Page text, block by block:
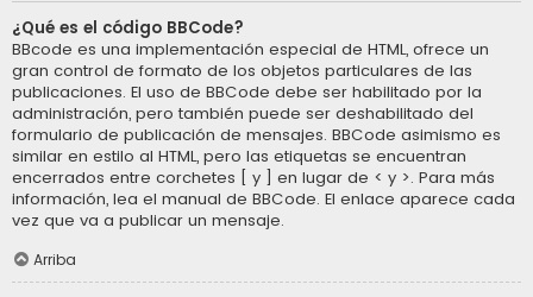
¿Qué es el código BBCode?
BBcode es una implementación especial de HTML, ofrece un
gran control de formato de los objetos particulares de las
publicaciones. El uso de BBCode debe ser habilitado por la
administración, pero también puede ser deshabilitado del
formulario de publicación de mensajes. BBCode asimismo es
similar en estilo al HTML, pero las etiquetas se encuentran
encerrados entre corchetes [ y ] en lugar de < y >. Para más
información, lea el manual de BBCode. El enlace aparece cada
vez que va a publicar un mensaje.
Arriba